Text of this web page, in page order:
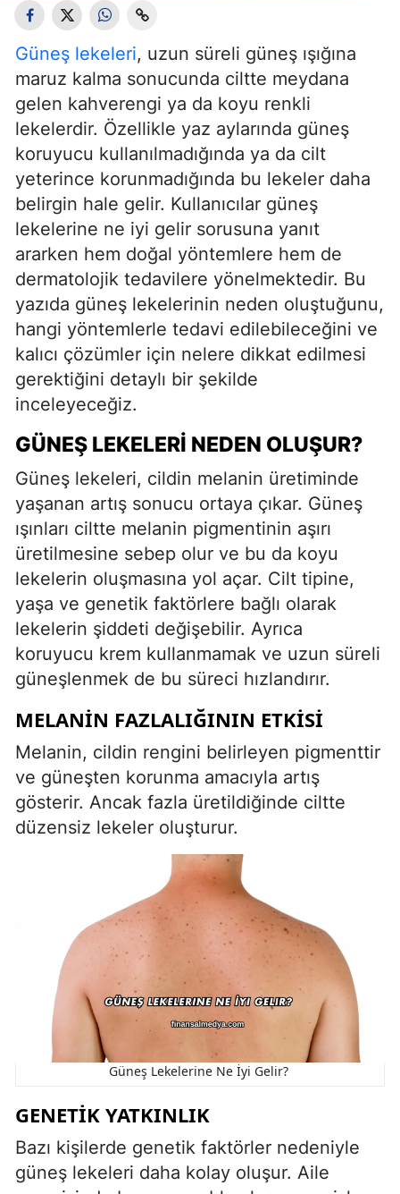
Güneş lekeleri, uzun süreli güneş ışığına
maruz kalma sonucunda ciltte meydana
gelen kahverengi ya da koyu renkli
lekelerdir. Özellikle yaz aylarında güneş
koruyucu kullanılmadığında ya da cilt
yeterince korunmadığında bu lekeler daha
belirgin hale gelir. Kullanıcılar güneş
lekelerine ne iyi gelir sorusuna yanıt
ararken hem doğal yöntemlere hem de
dermatolojik tedavilere yönelmektedir. Bu
yazıda güneş lekelerinin neden oluştuğunu,
hangi yöntemlerle tedavi edilebileceğini ve
kalıcı çözümler için nelere dikkat edilmesi
gerektiğini detaylı bir şekilde
inceleyeceğiz.
GÜNEŞ LEKELERI NEDEN OLUŞUR?
Güneş lekeleri, cildin melanin üretiminde
yaşanan artış sonucu ortaya çıkar. Güneş
ışınları ciltte melanin pigmentinin aşırı
üretilmesine sebep olur ve bu da koyu
lekelerin oluşmasına yol açar. Cilt tipine,
yaşa ve genetik faktörlere bağlı olarak
lekelerin şiddeti değişebilir. Ayrıca
koruyucu krem kullanmamak ve uzun süreli
güneşlenmek de bu süreci hızlandırır.
MELANIN FAZLALIĞININ ETKISI
Melanin, cildin rengini belirleyen pigmenttir
ve güneşten korunma amacıyla artış
gösterir. Ancak fazla üretildiğinde ciltte
düzensiz lekeler oluşturur.
Güneş Lekelerine Ne İyi Gelir?
GENETIK YATKINLIK
Bazı kişilerde genetik faktörler nedeniyle
güneş lekeleri daha kolay oluşur. Aile